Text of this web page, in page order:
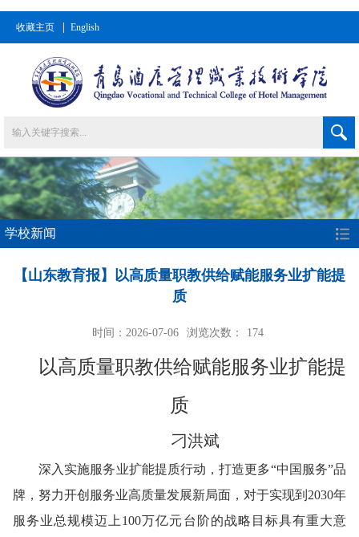
收藏主页 English
学校新闻
【山东教育报】以高质量职教供给赋能服务业扩能提
质
时间：2026-07-06 浏览次数： 174
以高质量职教供给赋能服务业扩能提
质
刁洪斌
深入实施服务业扩能提质行动，打造更多“中国服务”品
牌，努力开创服务业高质量发展新局面，对于实现到2030年
服务业总规模迈上100万亿元台阶的战略目标具有重大意